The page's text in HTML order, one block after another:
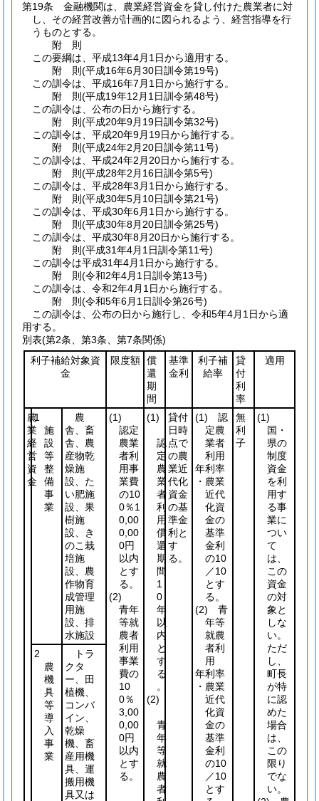
第19条
金融機関は、農業経営資金を貸し付けた農業者に対
し、その経営改善が計画的に図られるよう、経営指導を行
うものとする。
附 則
この要綱は、平成13年4月1日から適用する。
附 則(平成16年6月30日訓令第19号)
この訓令は、平成16年7月1日から施行する。
附 則(平成19年12月1日訓令第48号)
この訓令は、公布の日から施行する。
附 則(平成20年9月19日訓令第32号)
この訓令は、平成20年9月19日から施行する。
附 則(平成24年2月20日訓令第11号)
この訓令は、平成24年2月20日から施行する。
附 則(平成28年2月16日訓令第5号)
この訓令は、平成28年3月1日から施行する。
附 則(平成30年5月10日訓令第21号)
この訓令は、平成30年6月1日から施行する。
附 則(平成30年8月20日訓令第25号)
この訓令は、平成30年8月20日から施行する。
附 則(平成31年4月1日訓令第11号)
この訓令は平成31年4月1日から施行する。
附 則(令和2年4月1日訓令第13号)
この訓令は、令和2年4月1日から施行する。
附 則(令和5年6月1日訓令第26号)
この訓令は、公布の日から施行し、令和5年4月1日から適
用する。
別表(第2条、第3条、第7条関係)
利子補給対象資
金
限度額 償
還
期
間
基準
金利
利子補
給率
貸
付
利
率
適用
農
業
経
営
資
金
1
施
設
等
整
備
事
業
農
舎、畜
舎、農
産物乾
燥施
設、た
い肥施
設、果
樹施
設、き
のこ栽
培施
設、農
作物育
成管理
用施
設、排
水施設
(1)
認定
農業
者利
用事
業費
の10
0％1
0,00
0,00
0円
以内
とす
る。
(2)
青年
等就
農者
利用
事業
費の
10
0％
3,00
0,00
0円
以内
とす
る。
(1)
認
定
農
業
者
利
用
償
還
期
間
1
0
年
以
内
と
す
る
。
(2)
青
年
等
就
農
者
貸付
日時
点で
の農
業近
代化
資金
の基
準金
利と
す
る。
(1) 認
定農
業者
利用
年利率
・農業
近代
化資
金の
基準
金利
の10
／10
とす
る。
(2) 青
年等
就農
者利
用
年利率
・農業
近代
化資
金の
基準
金利
の10
／10
とす
無
利
子
(1)
国・
県の
制度
資金
を利
用す
る事
業に
つい
て
は、
この
資金
の対
象と
しな
い。
ただ
し、
町長
が特
に認
めた
場合
は、
この
限り
でな
い。
2
農
機
具
等
導
入
事
業
トラ
クタ
ー、田
植機、
コンバ
イン、
乾燥
機、畜
産用機
具、運
搬用機
具又は